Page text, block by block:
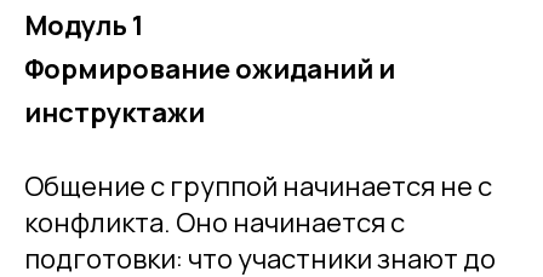
Модуль 1
Формирование ожиданий и
инструктажи
Общение с группой начинается не с
конфликта. Оно начинается с
подготовки: что участники знают до